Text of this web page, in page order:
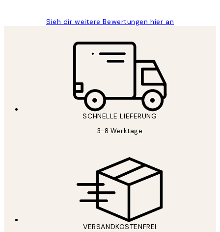
Sieh dir weitere Bewertungen hier an
SCHNELLE LIEFERUNG
3-8 Werktage
VERSANDKOSTENFREI